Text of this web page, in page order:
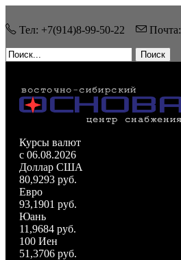
Тел: +7(914)8-99-50-22 Почта:
Поиск
Курсы валют
c 06.08.2026
Доллар США
80,9293 руб.
Евро
93,1901 руб.
Юань
11,9684 руб.
100 Иен
51,3706 руб.